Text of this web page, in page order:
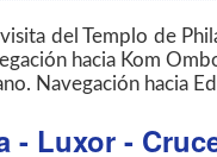
del Templo de
hacia Kom
Navegación hacia
- Luxor -